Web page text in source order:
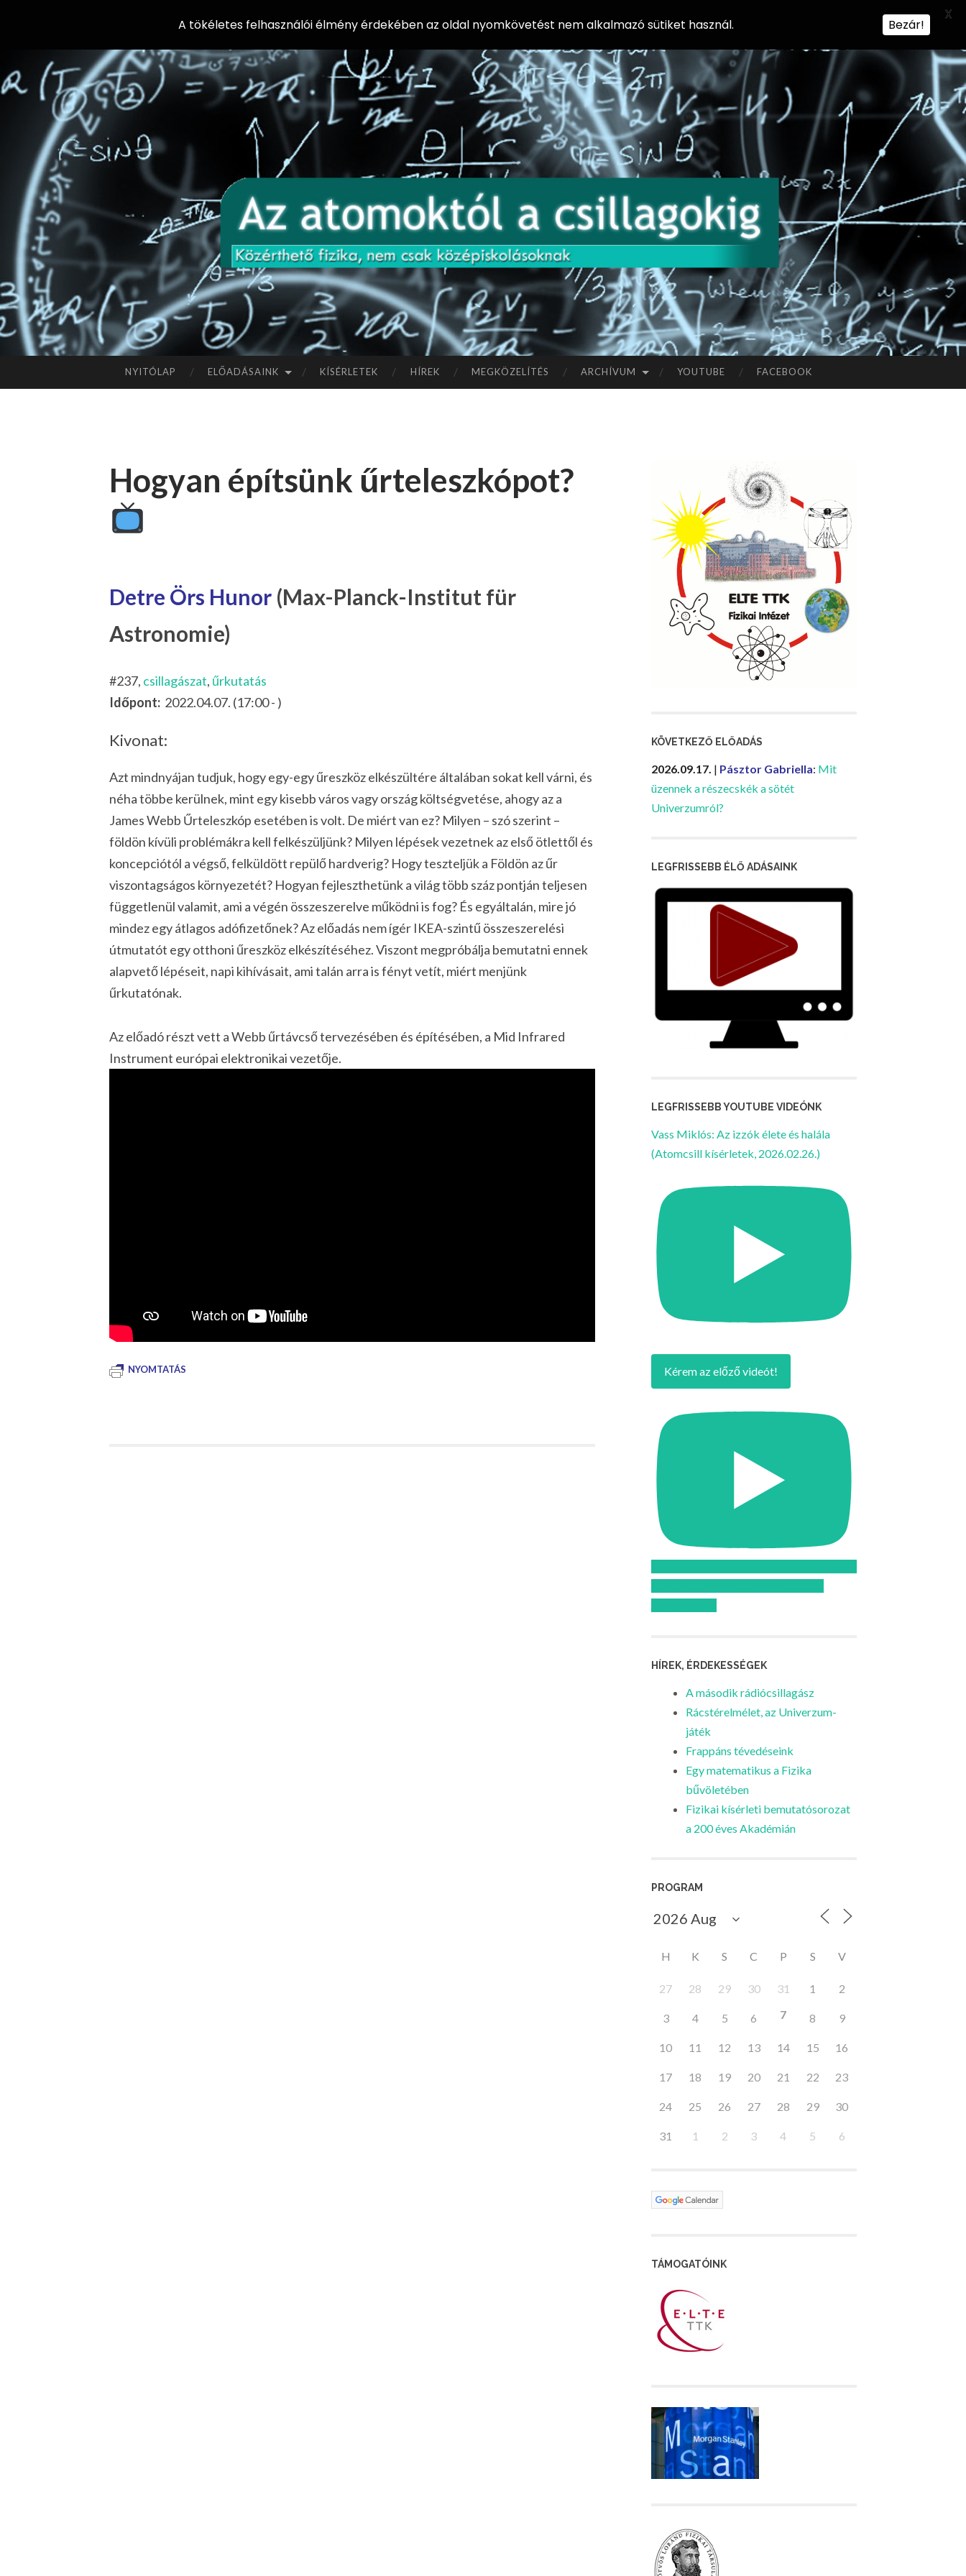
AZ
AT
OM
OK
TÓ
L A
AG
Előadássorozat
középiskolásoknak
az ELTE
Természettudományi
Kar Fizikai
Intézetében
A
NYITÓLAP ELŐADÁSAINK KÍSÉRLETEK HÍREK MEGKÖZELÍTÉS ARCHÍVUM YOUTUBE FACEBOOK
Hogyan építsünk űrteleszkópot?
Detre Örs Hunor (Max-Planck-Institut für
Astronomie)
#237, csillagászat, űrkutatás
Időpont: 2022.04.07. (17:00 - )
Kivonat:
Azt mindnyájan tudjuk, hogy egy-egy űreszköz elkészültére általában sokat kell várni, és
néha többe kerülnek, mint egy kisebb város vagy ország költségvetése, ahogy az a
James Webb Űrteleszkóp esetében is volt. De miért van ez? Milyen – szó szerint –
földön kívüli problémákra kell felkészüljünk? Milyen lépések vezetnek az első ötlettől és
koncepciótól a végső, felküldött repülő hardverig? Hogy teszteljük a Földön az űr
viszontagságos környezetét? Hogyan fejleszthetünk a világ több száz pontján teljesen
függetlenül valamit, ami a végén összeszerelve működni is fog? És egyáltalán, mire jó
mindez egy átlagos adófizetőnek? Az előadás nem ígér IKEA-szintű összeszerelési
útmutatót egy otthoni űreszköz elkészítéséhez. Viszont megpróbálja bemutatni ennek
alapvető lépéseit, napi kihívásait, ami talán arra is fényt vetít, miért menjünk
űrkutatónak.
Az előadó részt vett a Webb űrtávcső tervezésében és építésében, a Mid Infrared
Instrument európai elektronikai vezetője.
NYOMTATÁS
KÖVETKEZŐ ELŐADÁS
2026.09.17. | Pásztor Gabriella: Mit
üzennek a részecskék a sötét
Univerzumról?
LEGFRISSEBB ÉLŐ ADÁSAINK
LEGFRISSEBB YOUTUBE VIDEÓNK
Vass Miklós: Az izzók élete és halála
(Atomcsill kísérletek, 2026.02.26.)
Kérem az előző videót!
HÍREK, ÉRDEKESSÉGEK
A második rádiócsillagász
Rácstérelmélet, az Univerzum-
játék
Frappáns tévedéseink
Egy matematikus a Fizika
bűvöletében
Fizikai kísérleti bemutatósorozat
a 200 éves Akadémián
PROGRAM
H K S C P S V
27 28 29 30 31 1 2
3 4 5 6 7 8 9
10 11 12 13 14 15 16
17 18 19 20 21 22 23
24 25 26 27 28 29 30
31 1 2 3 4 5 6
TÁMOGATÓINK
A tökéletes felhasználói élmény érdekében az oldal nyomkövetést nem alkalmazó sütiket használ. Bezár!
X